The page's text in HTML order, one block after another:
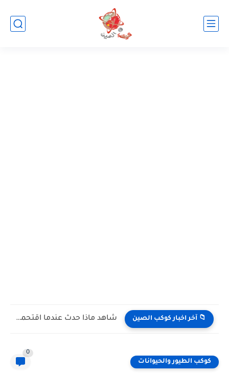
📁 آخر اخبار كوكب الصين شاهد كيف يتغلب النمس على الكوبرا في مواجهة تعتمد على...
كوكب الطيور والحيوانات
0